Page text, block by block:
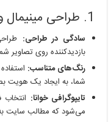
1. طراحی مینیمال و حرفه‌ای
سادگی در طراحی:
بازدیدکننده روی تصاویر
رنگ‌های متناسب:
شما، به ایجاد یک
تایپوگرافی خوانا:
می‌شود که مطالب سایت